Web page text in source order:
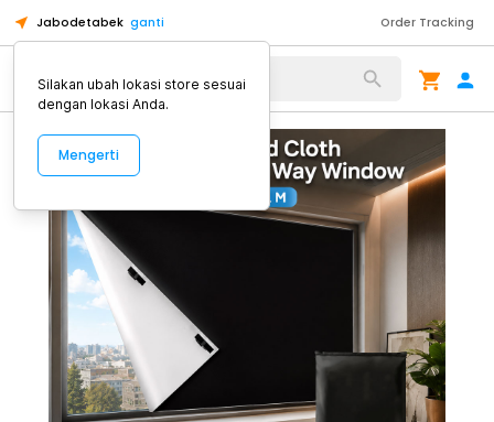
Jabodetabek ganti Order Tracking
Alat Kopi
Silakan ubah lokasi store sesuai
dengan lokasi Anda.
Mengerti